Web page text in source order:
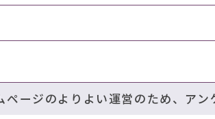
ページのよりよい運営のため、ア